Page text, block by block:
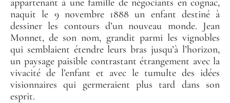
appartenant à une famille de négociants en cognac,
naquit le 9 novembre 1888 un enfant destiné à
dessiner les contours d’un nouveau monde. Jean
Monnet, de son nom, grandit parmi les vignobles
qui semblaient étendre leurs bras jusqu’à l’horizon,
un paysage paisible contrastant étrangement avec la
vivacité de l’enfant et avec le tumulte des idées
visionnaires qui germeraient plus tard dans son
esprit.